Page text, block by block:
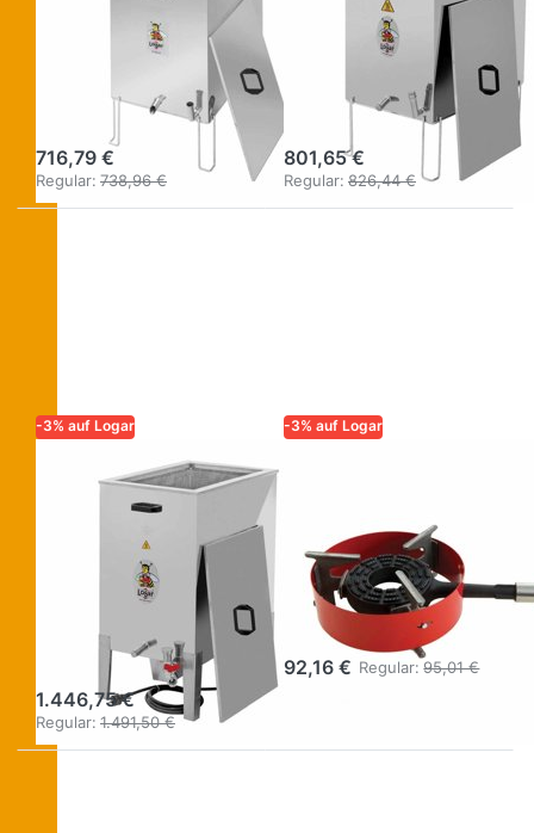
Dampfwachsschmelzer
Edelstahl
716,79 €
Regular: 738,96 €
eckig mit
Desinfektorwanne
(Gasbetrieb)
801,65 €
Regular: 826,44 €
-3% auf Logar
LOGAR – QUALITÄT UND
ZUVERLÄSSIGKEIT FÜR
Dampfwachsschmelzer
Desinfektorwanne,
Elektroheizung 3
kW/230 V
1.446,75 €
Regular: 1.491,50 €
-3% auf Logar
Gasbrenner 8
kW ohne
Zündsicherung,
mit Ring
92,16 € Regular: 95,01 €